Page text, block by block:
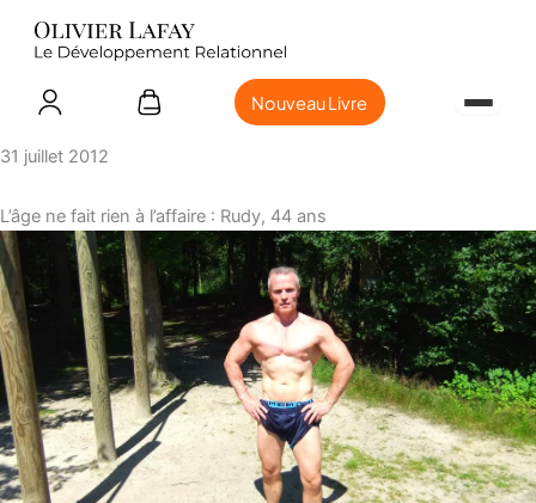
Nouveau Livre
31 juillet 2012
L’âge ne fait rien à l’affaire : Rudy, 44 ans